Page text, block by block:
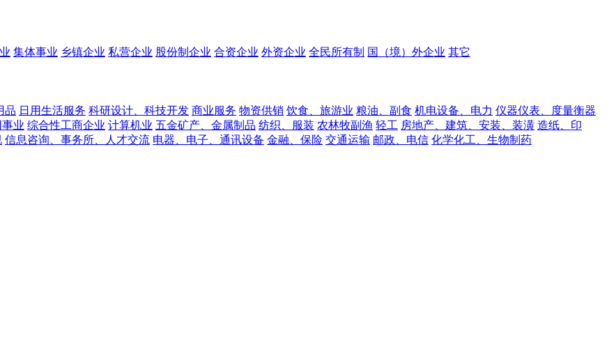
集体事业 乡镇企业 私营企业 股份制企业 合资企业 外资企业 全民所有制 国（境）外企业 其它
品 日用生活服务 科研设计、科技开发 商业服务 物资供销 饮食、旅游业 粮油、副食 机电设备、电力 仪器仪表、度量衡器
业 综合性工商企业 计算机业 五金矿产、金属制品 纺织、服装 农林牧副渔 轻工 房地产、建筑、安装、装潢 造纸、印
信息咨询、事务所、人才交流 电器、电子、通讯设备 金融、保险 交通运输 邮政、电信 化学化工、生物制药